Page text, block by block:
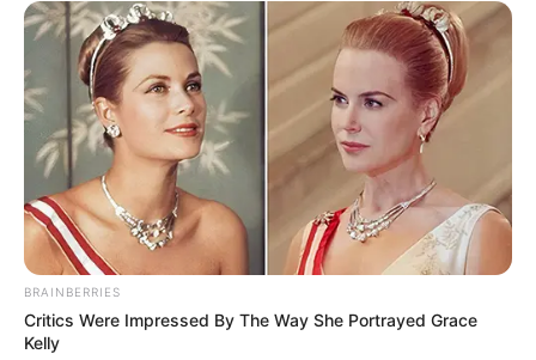
BRAINBERRIES
Critics Were Impressed By The Way She Portrayed Grace
Kelly